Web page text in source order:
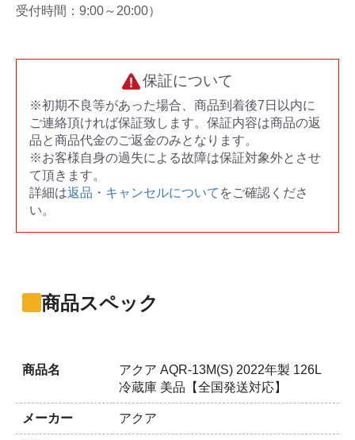
受付時間：9:00～20:00）
保証について
※初期不良等があった場合、商品到着後7日以内に
ご連絡頂ければ保証致します。保証内容は商品の返
品と商品代金のご返金のみとなります。
※お客様自身の過失による故障は保証対象外とさせ
て頂きます。
詳細は返品・キャンセルについて をご確認くださ
い。
商品スペック
商品名
アクア AQR-13M(S) 2022年製 126L
冷蔵庫 美品【全国発送対応】
メーカー アクア